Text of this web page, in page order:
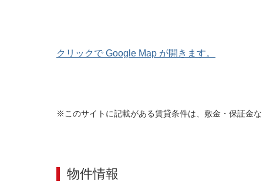
クリックで Google Map が開きます。
※このサイトに記載がある賃貸条件は、敷金・保証金
物件情報